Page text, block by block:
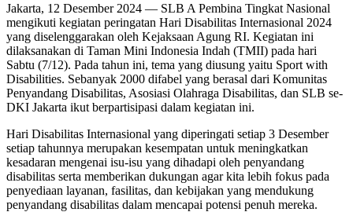
Jakarta, 12 Desember 2024 — SLB A Pembina Tingkat Nasional
mengikuti kegiatan peringatan Hari Disabilitas Internasional 2024
yang diselenggarakan oleh Kejaksaan Agung RI. Kegiatan ini
dilaksanakan di Taman Mini Indonesia Indah (TMII) pada hari
Sabtu (7/12). Pada tahun ini, tema yang diusung yaitu Sport with
Disabilities. Sebanyak 2000 difabel yang berasal dari Komunitas
Penyandang Disabilitas, Asosiasi Olahraga Disabilitas, dan SLB se-
DKI Jakarta ikut berpartisipasi dalam kegiatan ini.
Hari Disabilitas Internasional yang diperingati setiap 3 Desember
setiap tahunnya merupakan kesempatan untuk meningkatkan
kesadaran mengenai isu-isu yang dihadapi oleh penyandang
disabilitas serta memberikan dukungan agar kita lebih fokus pada
penyediaan layanan, fasilitas, dan kebijakan yang mendukung
penyandang disabilitas dalam mencapai potensi penuh mereka.